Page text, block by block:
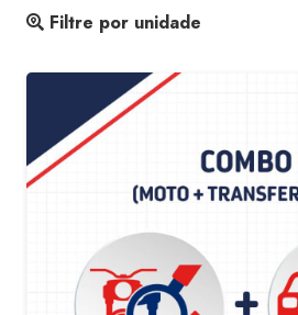
Filtre por unidade